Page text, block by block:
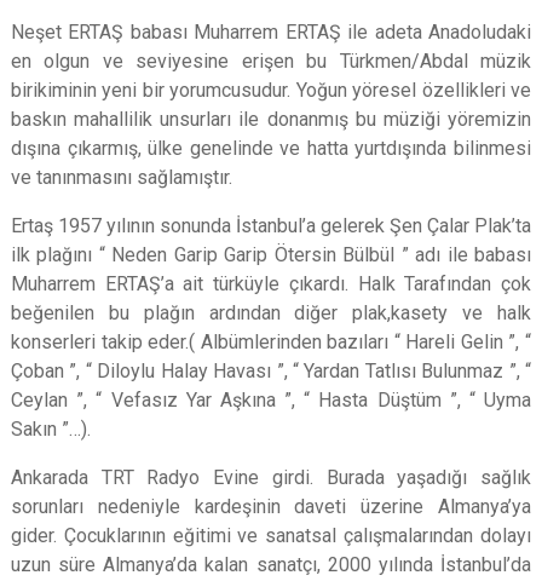
Neşet ERTAŞ babası Muharrem ERTAŞ ile adeta Anadoludaki
en olgun ve seviyesine erişen bu Türkmen/Abdal müzik
birikiminin yeni bir yorumcusudur. Yoğun yöresel özellikleri ve
baskın mahallilik unsurları ile donanmış bu müziği yöremizin
dışına çıkarmış, ülke genelinde ve hatta yurtdışında bilinmesi
ve tanınmasını sağlamıştır.
Ertaş 1957 yılının sonunda İstanbul’a gelerek Şen Çalar Plak’ta
ilk plağını “ Neden Garip Garip Ötersin Bülbül ” adı ile babası
Muharrem ERTAŞ’a ait türküyle çıkardı. Halk Tarafından çok
beğenilen bu plağın ardından diğer plak,kasety ve halk
konserleri takip eder.( Albümlerinden bazıları “ Hareli Gelin ”, “
Çoban ”, “ Diloylu Halay Havası ”, “ Yardan Tatlısı Bulunmaz ”, “
Ceylan ”, “ Vefasız Yar Aşkına ”, “ Hasta Düştüm ”, “ Uyma
Sakın ”…).
Ankarada TRT Radyo Evine girdi. Burada yaşadığı sağlık
sorunları nedeniyle kardeşinin daveti üzerine Almanya’ya
gider. Çocuklarının eğitimi ve sanatsal çalışmalarından dolayı
uzun süre Almanya’da kalan sanatçı, 2000 yılında İstanbul’da